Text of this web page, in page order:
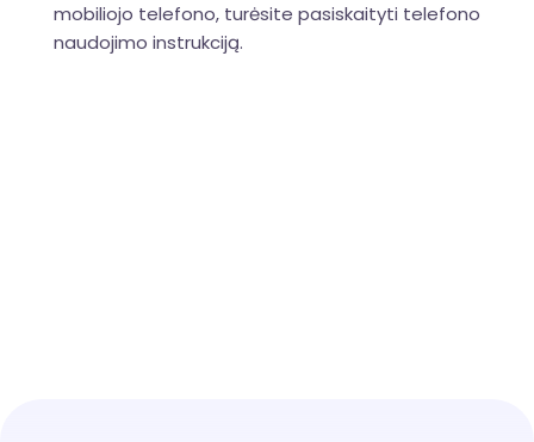
mobiliojo telefono, turėsite pasiskaityti telefono
naudojimo instrukciją.